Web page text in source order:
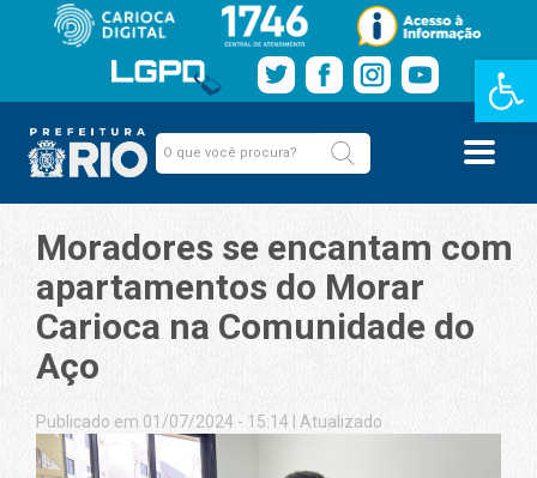
Barra de
Moradores se encantam com
apartamentos do Morar
Carioca na Comunidade do
Aço
Publicado em 01/07/2024 - 15:14 Atualizado